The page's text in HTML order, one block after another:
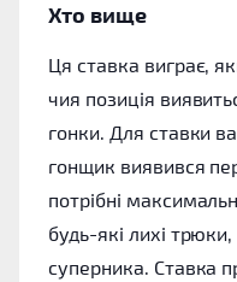
Хто вище
Ця ставка виграє,
чия позиція
гонки. Для ставки
гонщик виявився
потрібні
будь-які лихі
суперника. Ставка